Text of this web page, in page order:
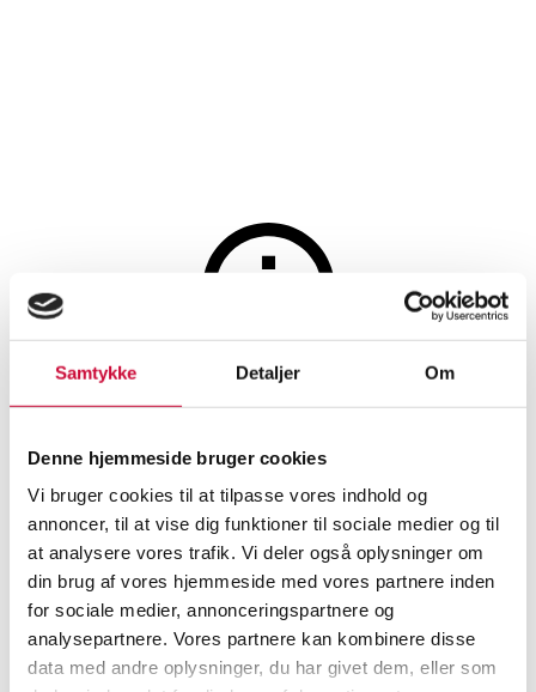
Samtykke Detaljer Om
Denne hjemmeside bruger cookies
Vi bruger cookies til at tilpasse vores indhold og
annoncer, til at vise dig funktioner til sociale medier og til
at analysere vores trafik. Vi deler også oplysninger om
din brug af vores hjemmeside med vores partnere inden
for sociale medier, annonceringspartnere og
analysepartnere. Vores partnere kan kombinere disse
data med andre oplysninger, du har givet dem, eller som
The auction is closed
Persian Zanjan, 215x160 cm.
SHOWROOM
Roskilde
ESTIMATE
DKK 1,400
ITEM NUMBER
6459041
Description